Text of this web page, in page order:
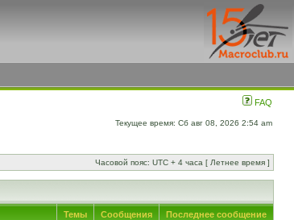
FAQ
Текущее время: Сб авг 08, 2026 2:54 am
Часовой пояс: UTC + 4 часа [ Летнее время ]
Темы Сообщения Последнее сообщение